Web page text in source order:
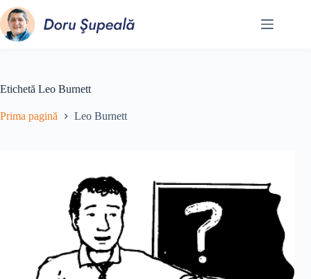
Sari
la
conținut
Etichetă Leo Burnett
Prima pagină Leo Burnett